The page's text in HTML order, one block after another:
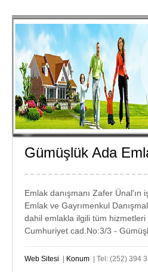
Gümüşlük Ada
Emlak danışmanı Zafer Ünal'ın
Emlak ve Gayrımenkul
dahil emlakla ilgili tüm
Cumhuriyet cad.No:3/3 -
Web Sitesi Konum | Tel: (252) 394